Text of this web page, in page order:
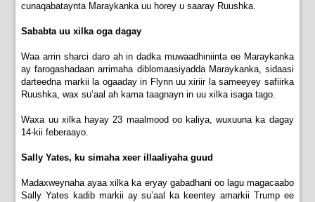
cunaqabataynta Maraykanka uu horey u saaray Ruushka.
Sababta uu xilka oga dagay
Waa arrin sharci daro ah in dadka muwaadhiniinta ee Maraykanka
ay farogashadaan arrimaha diblomaasiyadda Maraykanka, sidaasi
darteedna markii la ogaaday in Flynn uu xiriir la sameeyey safiirka
Ruushka, wax su’aal ah kama taagnayn in uu xilka isaga tago.
Waxa uu xilka hayay 23 maalmood oo kaliya, wuxuuna ka dagay
14-kii feberaayo.
Sally Yates, ku simaha xeer illaaliyaha guud
Madaxweynaha ayaa xilka ka eryay gabadhani oo lagu magacaabo
Sally Yates kadib markii ay su’aal ka keentey amarkii Trump ee